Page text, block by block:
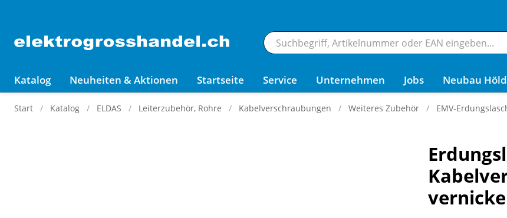
Katalog Neuheiten & Aktionen Startseite Service Unternehmen Jobs Neubau
Start Katalog ELDAS Leiterzubehör, Rohre Kabelverschraubungen Weiteres Zubehör EMV-